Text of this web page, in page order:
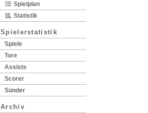
Spielplan
Statistik
Spielerstatistik
Spiele
Tore
Assists
Scorer
Sünder
Archiv